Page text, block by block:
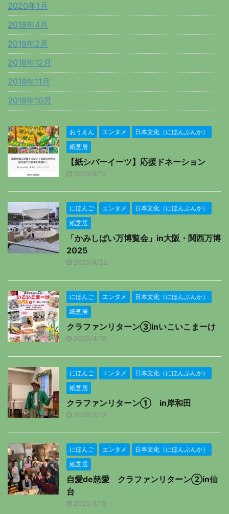
2020年1月
2019年4月
2019年2月
2018年12月
2018年11月
2018年10月
おうえん エンタメ
日本文化（にほんぶんか）
紙芝居
【紙シバーイーツ】応援ドネーション
2025/6/12
にほんご エンタメ
日本文化（にほんぶんか）
紙芝居
「かみしばい万博覧会」in大阪・関西万博
2025
2025/4/22
にほんご エンタメ
日本文化（にほんぶんか）
紙芝居
クラファンリターン③inいこいこまーけ
2025/4/19
にほんご エンタメ
日本文化（にほんぶんか）
紙芝居
クラファンリターン① in岸和田
2025/3/19
にほんご エンタメ
日本文化（にほんぶんか）
紙芝居
自愛de慈愛 クラファンリターン②in仙
台
2025/3/19